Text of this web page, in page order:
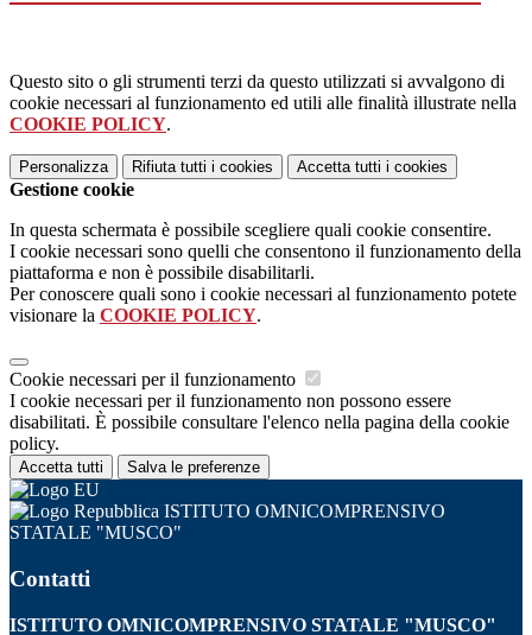
Questo sito o gli strumenti terzi da questo utilizzati si avvalgono di
cookie necessari al funzionamento ed utili alle finalità illustrate nella
COOKIE POLICY.
Personalizza Rifiuta tutti i cookies Accetta tutti i cookies
Gestione cookie
In questa schermata è possibile scegliere quali cookie consentire.
I cookie necessari sono quelli che consentono il funzionamento della
piattaforma e non è possibile disabilitarli.
Per conoscere quali sono i cookie necessari al funzionamento potete
visionare la COOKIE POLICY.
Cookie necessari per il funzionamento
I cookie necessari per il funzionamento non possono essere
disabilitati. È possibile consultare l'elenco nella pagina della cookie
policy.
Accetta tutti Salva le preferenze
ISTITUTO OMNICOMPRENSIVO
STATALE "MUSCO"
Contatti
ISTITUTO OMNICOMPRENSIVO STATALE "MUSCO"